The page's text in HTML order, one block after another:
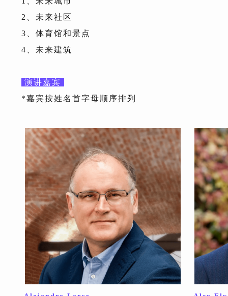
2、未来社区
3、体育馆和景点
4、未来建筑
演讲嘉宾
*嘉宾按姓名首字母顺序排列